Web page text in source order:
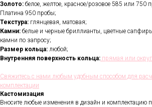
Золото: белое, желтое, красное/розовое 585 или 750
Платина 950 пробы;
Текстура: глянцевая, матовая;
Камни: белые и черные бриллианты, цветные
камни по запросу;
Размер кольца: любой;
Внутренняя поверхность кольца: прямая или
Свяжитесь с нами любым удобным способом для
комплектации
Кастомизация
Вносите любые изменения в дизайн и комплектацию